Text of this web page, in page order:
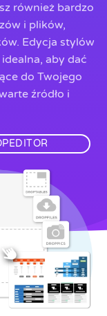
również bardzo
i plików,
Edycja stylów
aby dać
do Twojego
źródło i